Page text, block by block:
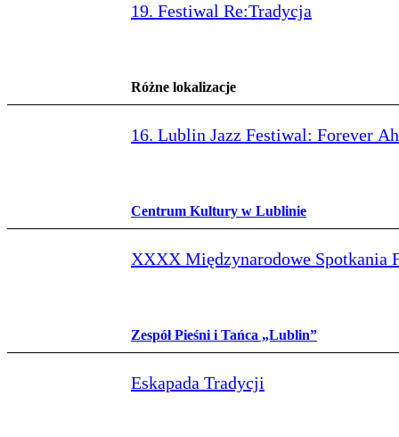
19. Festiwal Re:Tradycja
Różne lokalizacje
16. Lublin Jazz Festiwal: Forever
Centrum Kultury w Lublinie
XXXX Międzynarodowe Spotkania
Zespół Pieśni i Tańca „Lublin”
Eskapada Tradycji